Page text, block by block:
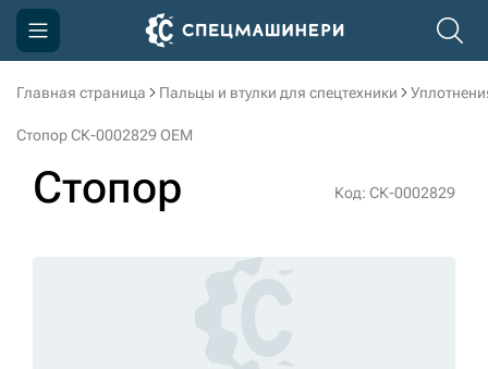
Главная страница Пальцы и втулки для спецтехники
Стопор СК-0002829 OEM
Стопор Код: СК-0002829
Компания
Доставка и оплата